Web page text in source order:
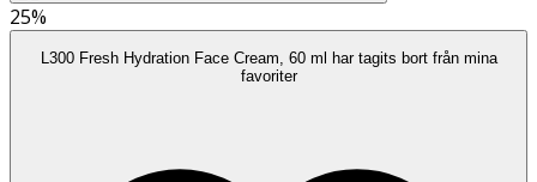
25%
L300 Fresh Hydration Face Cream, 60 ml har tagits bort från mina
favoriter